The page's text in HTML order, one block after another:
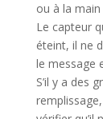
ou à la
Le capteur
éteint, il ne
le message
S’il y a des